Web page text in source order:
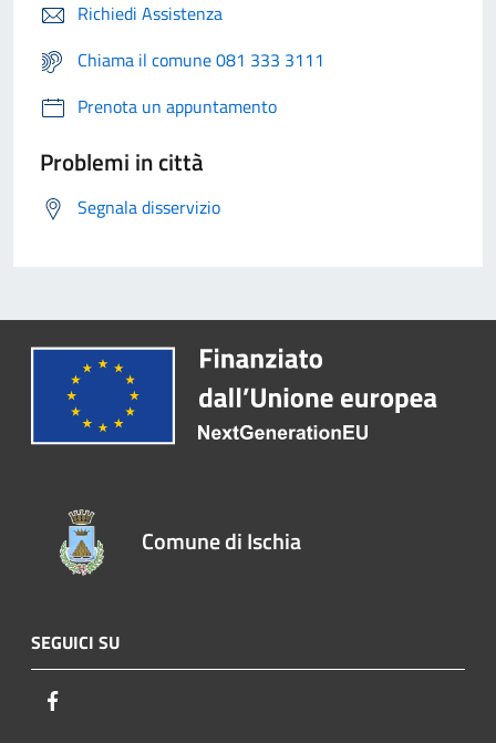
Richiedi Assistenza
Chiama il comune 081 333 3111
Prenota un appuntamento
Problemi in città
Segnala disservizio
Comune di Ischia
SEGUICI SU